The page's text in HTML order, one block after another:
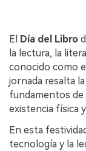
Servicio
Legal
Sanidad
Finanzas
Gobierno
Guía del
PDFelement
PDFelement
Videos
PDFelement
El Día del Libro
la lectura, la
conocido como el
jornada resalta
fundamentos de
existencia física
En esta
tecnología y la